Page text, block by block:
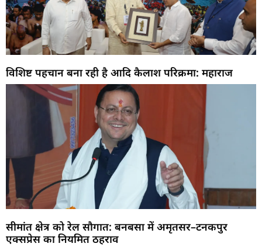
विशिष्ट पहचान बना रही है आदि कैलाश परिक्रमा: महाराज
सीमांत क्षेत्र को रेल सौगात: बनबसा में अमृतसर–टनकपुर
एक्सप्रेस का नियमित ठहराव